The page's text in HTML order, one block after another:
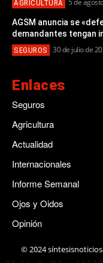
AGRICULTURA 5 de
AGSM anuncia se
demandantes tengan
SEGUROS 30 de julio de
Enlaces
Seguros
Agricultura
Actualidad
Internacionales
Informe Semanal
Ojos y Oidos
Opinión
© 2024